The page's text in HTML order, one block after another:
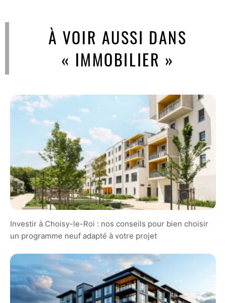
À VOIR AUSSI DANS
« IMMOBILIER »
Investir à Choisy-le-Roi : nos conseils pour bien choisir
un programme neuf adapté à votre projet